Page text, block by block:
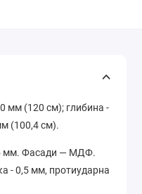
мм (120 см); глибина -
(100,4 см).
мм. Фасади — МДФ.
- 0,5 мм, протиударна